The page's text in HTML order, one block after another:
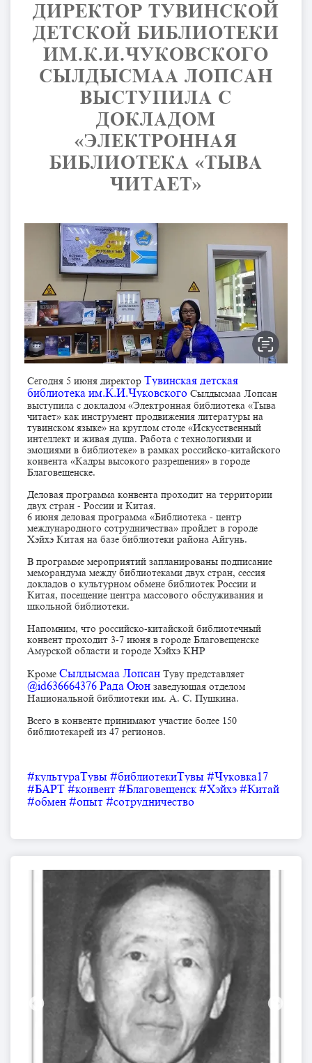
ДИРЕКТОР ТУВИНСКОЙ
ДЕТСКОЙ БИБЛИОТЕКИ
ИМ.К.И.ЧУКОВСКОГО
СЫЛДЫСМАА ЛОПСАН
ВЫСТУПИЛА С
ДОКЛАДОМ
«ЭЛЕКТРОННАЯ
БИБЛИОТЕКА «ТЫВА
ЧИТАЕТ»
Сегодня 5 июня директор Тувинская детская
библиотека им.К.И.Чуковского Сылдысмаа Лопсан
выступила с докладом «Электронная библиотека «Тыва
читает» как инструмент продвижения литературы на
тувинском языке» на круглом столе «Искусственный
интеллект и живая душа. Работа с технологиями и
эмоциями в библиотеке» в рамках российско-китайского
конвента «Кадры высокого разрешения» в городе
Благовещенске.
Деловая программа конвента проходит на территории
двух стран - России и Китая.
6 июня деловая программа «Библиотека - центр
международного сотрудничества» пройдет в городе
Хэйхэ Китая на базе библиотеки района Айгунь.
В программе мероприятий запланированы подписание
меморандума между библиотеками двух стран, сессия
докладов о культурном обмене библиотек России и
Китая, посещение центра массового обслуживания и
школьной библиотеки.
Напомним, что российско-китайской библиотечный
конвент проходит 3-7 июня в городе Благовещенске
Амурской области и городе Хэйхэ КНР
Кроме Сылдысмаа Лопсан Туву представляет
@id636664376 Рада Оюн заведующая отделом
Национальной библиотеки им. А. С. Пушкина.
Всего в конвенте принимают участие более 150
библиотекарей из 47 регионов.
#культураТувы #библиотекиТувы #Чуковка17
#БАРТ #конвент #Благовещенск #Хэйхэ #Китай
#обмен #опыт #сотрудничество